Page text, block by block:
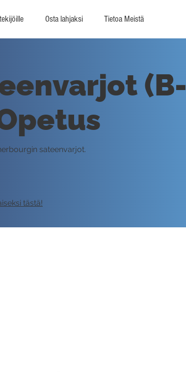
Osta lahjaksi Tietoa Meistä
(B-
sateenvarjot.
tästä!